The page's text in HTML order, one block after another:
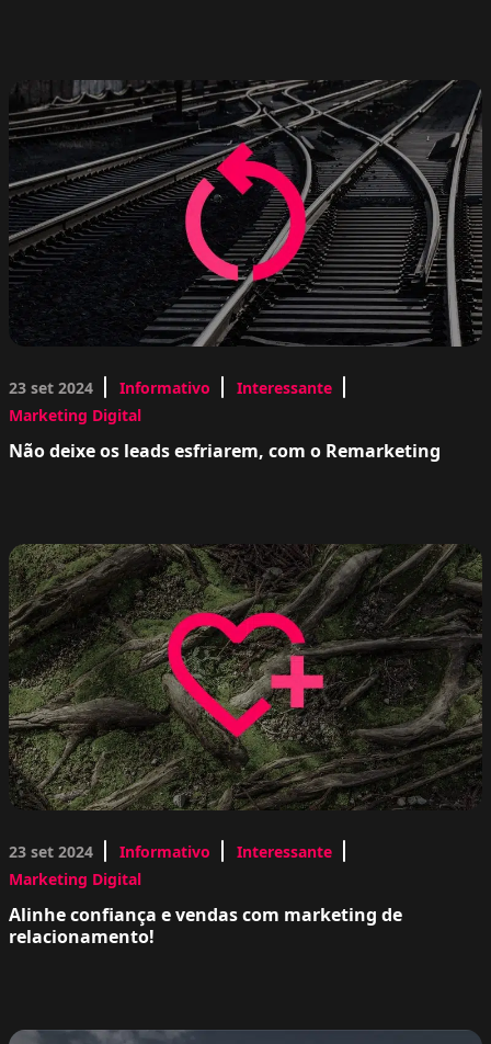
23 set 2024 Informativo
Interessante
Marketing Digital
Não deixe os leads esfriarem, com o Remarketing
23 set 2024 Informativo
Interessante
Marketing Digital
Alinhe confiança e vendas com marketing de
relacionamento!